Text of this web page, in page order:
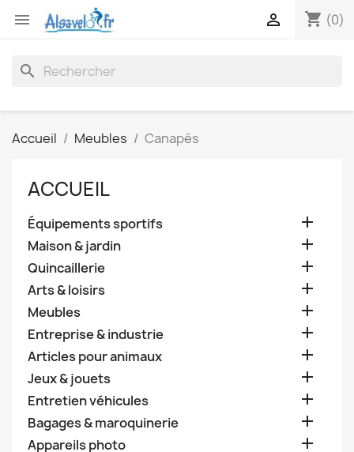
 shopping_cart (0)

search
Accueil Meubles Canapés
ACCUEIL
Équipements sportifs 
Maison & jardin 
Quincaillerie 
Arts & loisirs 
Meubles 
Entreprise & industrie 
Articles pour animaux 
Jeux & jouets 
Entretien véhicules 
Bagages & maroquinerie 
Appareils photo 